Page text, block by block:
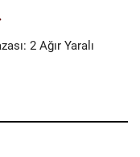
2 Ağır Yaralı